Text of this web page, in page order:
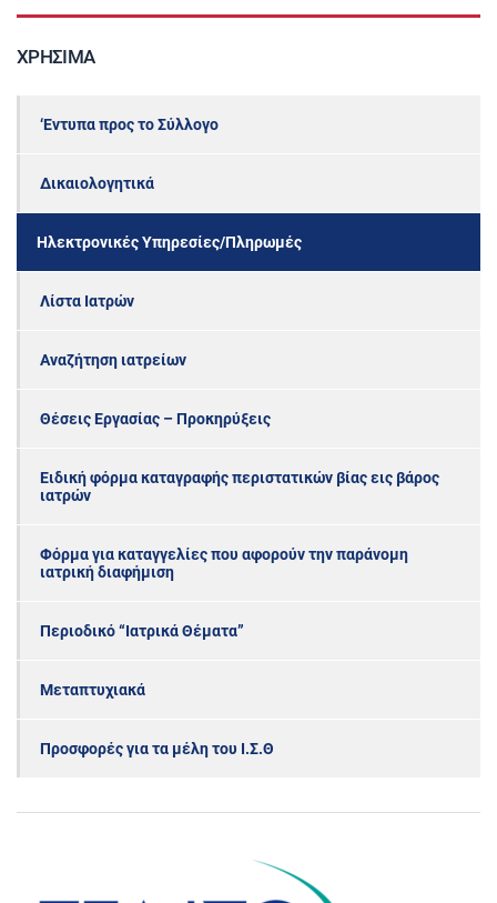
ΧΡΉΣΙΜΑ
‘Εντυπα προς το Σύλλογο
Δικαιολογητικά
Ηλεκτρονικές Υπηρεσίες/Πληρωμές
Λίστα Ιατρών
Αναζήτηση ιατρείων
Θέσεις Εργασίας – Προκηρύξεις
Ειδική φόρμα καταγραφής περιστατικών βίας εις βάρος
ιατρών
Φόρμα για καταγγελίες που αφορούν την παράνομη
ιατρική διαφήμιση
Περιοδικό “Ιατρικά Θέματα”
Μεταπτυχιακά
Προσφορές για τα μέλη του Ι.Σ.Θ